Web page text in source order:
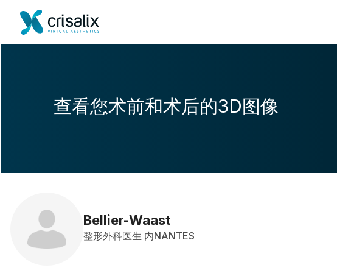
查看您术前和术后的3D图像
Bellier-Waast
整形外科医生 内NANTES